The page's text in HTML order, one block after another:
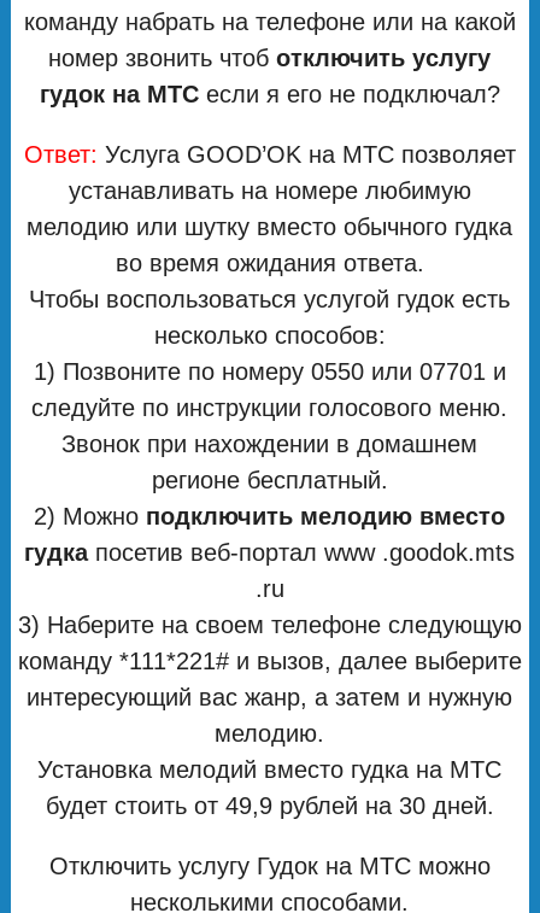
команду набрать на телефоне или на какой
номер звонить чтоботключить услугу
гудок на МТСесли я его не подключал?
Ответ: Услуга GOOD’OK на МТС позволяет
устанавливать на номере любимую
мелодию или шутку вместо обычного гудка
во время ожидания ответа.
Чтобы воспользоваться услугой гудок есть
несколько способов:
1) Позвоните по номеру 0550 или 07701 и
следуйте по инструкции голосового меню.
Звонок при нахождении в домашнем
регионе бесплатный.
2) Можно подключить мелодию вместо
гудкапосетив веб-портал www .goodok.mts
.ru
3) Наберите на своем телефоне следующую
команду *111*221# и вызов, далее выберите
интересующий вас жанр, а затем и нужную
мелодию.
Установка мелодий вместо гудка на МТС
будет стоить от 49,9 рублей на 30 дней.
Отключить услугу Гудок на МТС можно
несколькими способами.